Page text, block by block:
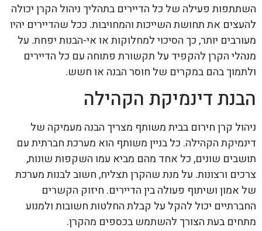
השתתפות פעילה של כל הדיירים בתהליך ניהול הקרן יכולה
להעצים את תחושת השייכות והמחויבות. ככל שהדיירים יהיו
מעורבים יותר, כך הסיכוי למחלוקות או אי-הבנות יפחת. על
מנהלי הקרן להקפיד על תקשורת פתוחה עם כל הדיירים
ולתמוך בהם במקרים של חוסר הבנה או חשש.
הבנת דינמיקת הקהילה
ניהול קרן חירום בבית משותף מצריך הבנה מעמיקה של
דינמיקת הקהילה. כל בניין משותף הוא מערכת חברתית עם
תושבים שונים, כל אחד מהם מביא עמו השקפות שונות,
צרכים ורצונות. על מנת שהקרן תצליח, חשוב לבנות מערכת
של אמון ושיתוף פעולה בין הדיירים. חיזוק הקשרים
החברתיים יכול להקל על קבלת החלטות חשובות ולמנוע
מתחים בעת הצורך להשתמש בכספים מהקרן.